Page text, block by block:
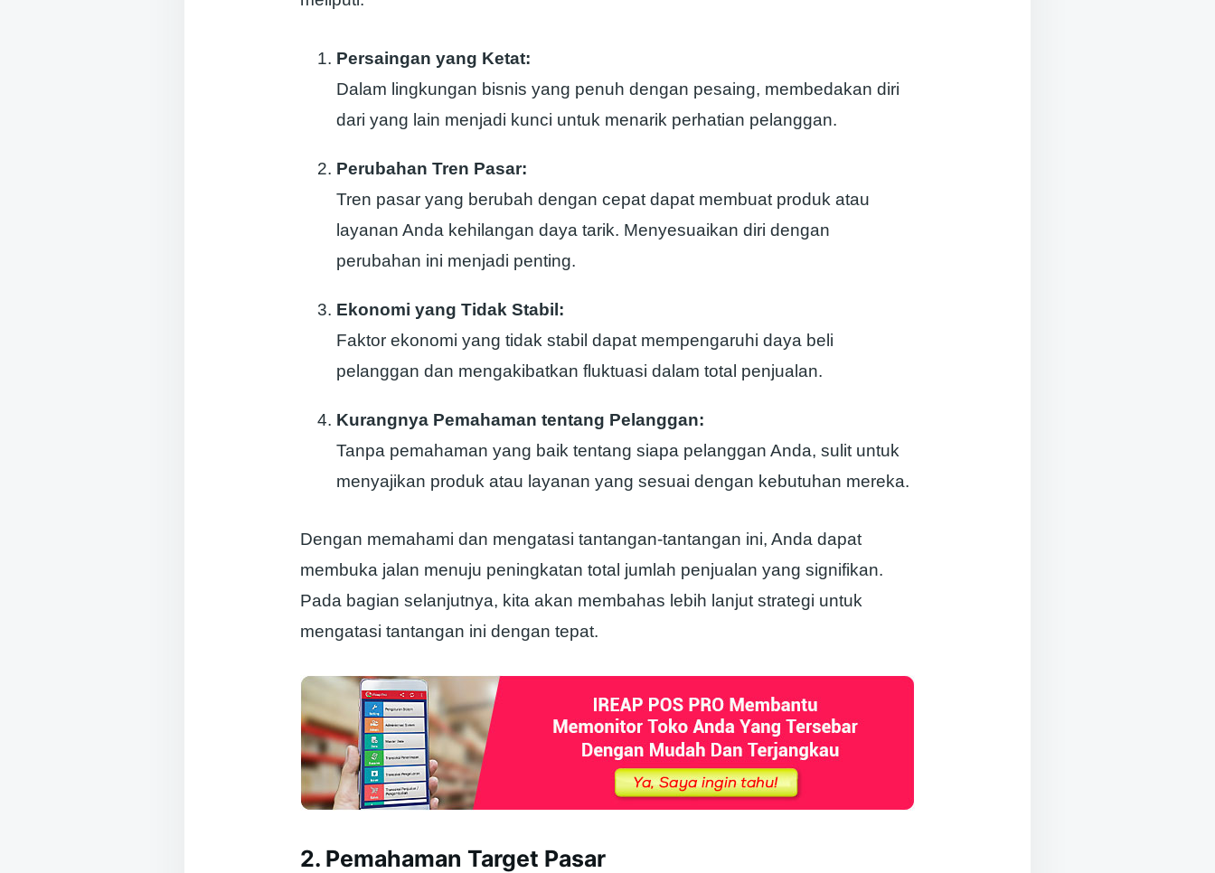
Persaingan yang Ketat:
Dalam lingkungan bisnis yang penuh dengan pesaing, membedakan diri
dari yang lain menjadi kunci untuk menarik perhatian pelanggan.
Perubahan Tren Pasar:
Tren pasar yang berubah dengan cepat dapat membuat produk atau
layanan Anda kehilangan daya tarik. Menyesuaikan diri dengan
perubahan ini menjadi penting.
Ekonomi yang Tidak Stabil:
Faktor ekonomi yang tidak stabil dapat mempengaruhi daya beli
pelanggan dan mengakibatkan fluktuasi dalam total penjualan.
Kurangnya Pemahaman tentang Pelanggan:
Tanpa pemahaman yang baik tentang siapa pelanggan Anda, sulit untuk
menyajikan produk atau layanan yang sesuai dengan kebutuhan mereka.
Dengan memahami dan mengatasi tantangan-tantangan ini, Anda dapat
membuka jalan menuju peningkatan total jumlah penjualan yang signifikan.
Pada bagian selanjutnya, kita akan membahas lebih lanjut strategi untuk
mengatasi tantangan ini dengan tepat.
2. Pemahaman Target Pasar